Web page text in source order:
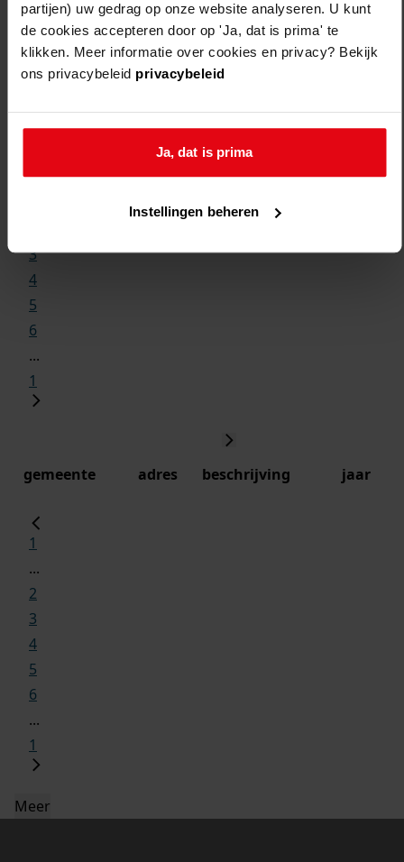
partijen) uw gedrag op onze website analyseren. U kunt
de cookies accepteren door op 'Ja, dat is prima' te
klikken. Meer informatie over cookies en privacy? Bekijk
ons privacybeleid privacybeleid
Ja, dat is prima
Instellingen beheren
1
3
4
5
6
...
1
gemeente adres beschrijving jaar
1
...
2
3
4
5
6
...
1
Meer